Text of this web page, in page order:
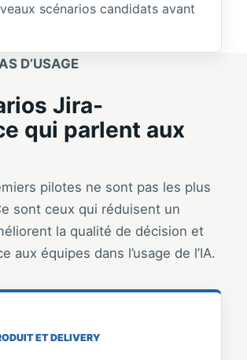
scénarios candidats avant
D’USAGE
Jira-
qui parlent aux
pilotes ne sont pas les plus
sont ceux qui réduisent un
la qualité de décision et
aux équipes dans l’usage de l’IA.
ET DELIVERY